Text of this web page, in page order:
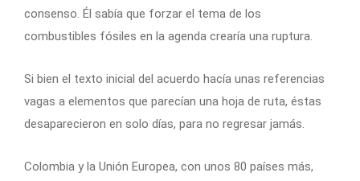
consenso. Él sabía que forzar el tema de los
combustibles fósiles en la agenda crearía una ruptura.
Si bien el texto inicial del acuerdo hacía unas referencias
vagas a elementos que parecían una hoja de ruta, éstas
desaparecieron en solo días, para no regresar jamás.
Colombia y la Unión Europea, con unos 80 países más,